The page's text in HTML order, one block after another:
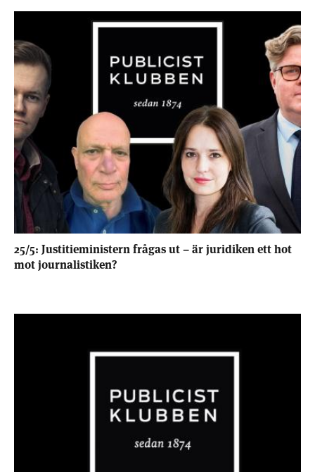
25/5: Justitieministern frågas ut – är juridiken ett hot
mot journalistiken?